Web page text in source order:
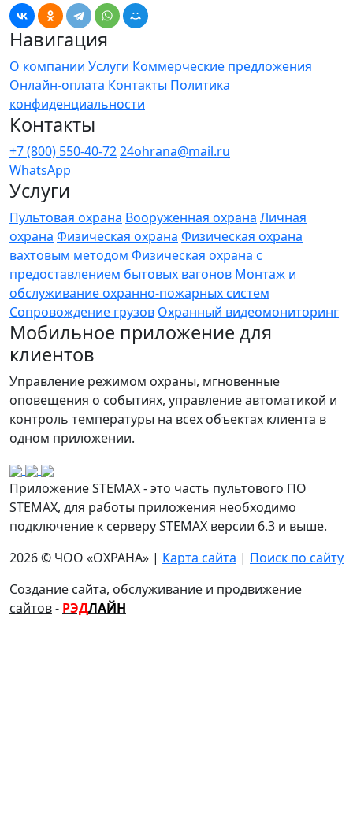
Навигация
О компании Услуги Коммерческие предложения
Онлайн-оплата Контакты Политика
конфиденциальности
Контакты
+7 (800) 550-40-7224ohrana@mail.ru
WhatsApp
Услуги
Пультовая охрана Вооруженная охрана Личная
охрана Физическая охрана Физическая охрана
вахтовым методом Физическая охрана с
предоставлением бытовых вагонов Монтаж и
обслуживание охранно-пожарных систем
Сопровождение грузов Охранный видеомониторинг
Мобильное приложение для
клиентов
Управление режимом охраны, мгновенные
оповещения о событиях, управление автоматикой и
контроль температуры на всех объектах клиента в
одном приложении.
Приложение STEMAX - это часть пультового ПО
STEMAX, для работы приложения необходимо
подключение к серверу STEMAX версии 6.3 и выше.
2026 © ЧОО «ОХРАНА» | Карта сайта | Поиск по сайту
Создание сайта, обслуживание и продвижение
сайтов- РЭДЛАЙН